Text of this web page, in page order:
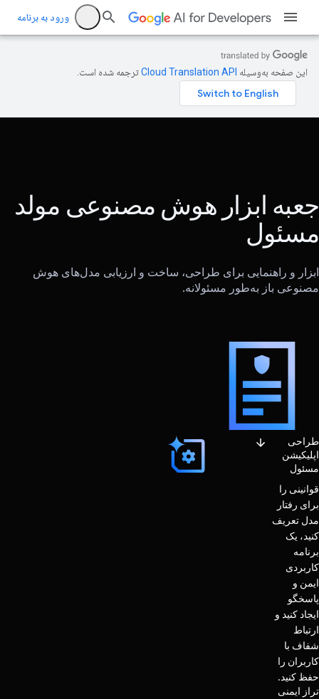
ورود به برنامه
این صفحه به‌وسیله ترجمه شده است.
جعبه ابزار هوش مصنوعی مولد
مسئول
ابزار و راهنمایی برای طراحی، ساخت و ارزیابی مدل‌های هوش
مصنوعی باز به‌طور مسئولانه.
طراحی
اپلیکیشن
مسئول
قوانینی را
برای رفتار
مدل تعریف
کنید، یک
برنامه
کاربردی
ایمن و
پاسخگو
ایجاد کنید و
ارتباط
شفاف با
کاربران را
حفظ کنید.
تراز ایمنی